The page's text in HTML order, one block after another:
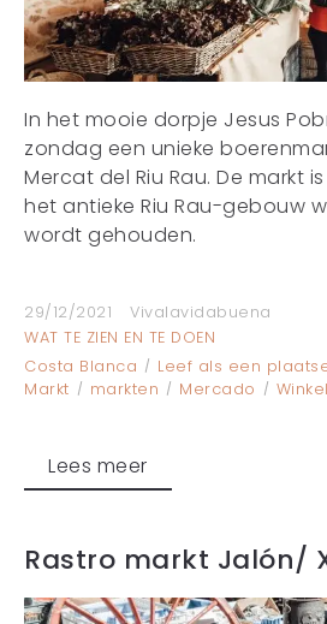
In het mooie dorpje Jesus
zondag een unieke
Mercat del Riu Rau. De markt
het antieke Riu Rau-gebouw
wordt gehouden.
29/12/2021
Vivalavidabuena
WAT TE ZIEN EN TE DOEN
Costa Blanca
Leef als een
Markt
markten Mercado
Lees meer
Rastro markt Jalón/